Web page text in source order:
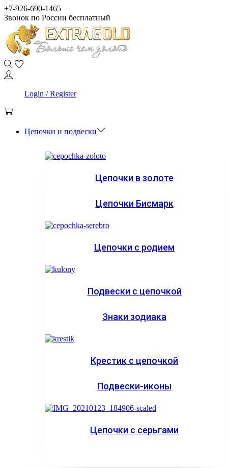
Skip
to
navigation
Skip
to
content
+7-926-690-1465
Звонок по России бесплатный
Login / Register
Цепочки и подвески
Цепочки в золоте
Цепочки Бисмарк
Цепочки с родием
Подвески с цепочкой
Знаки зодиака
Крестик с цепочкой
Подвески-иконы
Цепочки с серьгами